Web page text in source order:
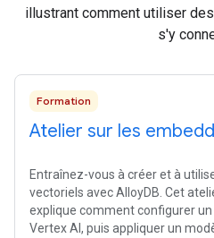
illustrant comment utiliser
s'y
Formation
Atelier sur les
Entraînez-vous à créer et à
vectoriels avec AlloyDB. Cet
explique comment configurer
Vertex AI, puis appliquer un